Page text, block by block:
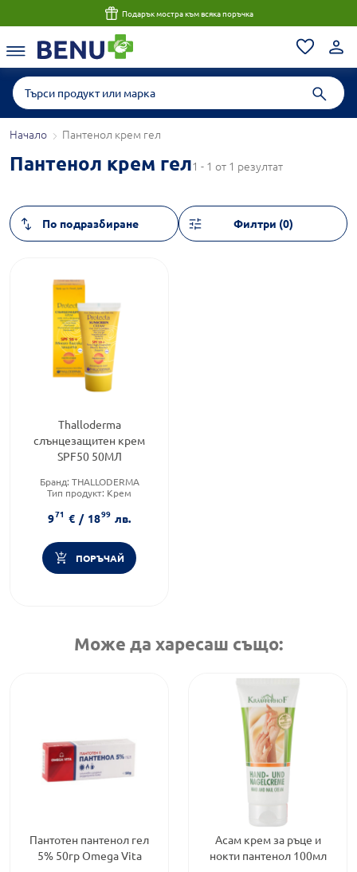
Подарък мостра към всяка поръчка
Начало Пантенол крем гел
Пантенол крем гел1 - 1 от 1 резултат
Филтри (0)
Thalloderma
слънцезащитен крем
SPF50 50МЛ
Бранд: THALLODERMA
Тип продукт: Крем
971 € / 1899 лв.
ПОРЪЧАЙ
Може да харесаш също:
Пантотен пантенол гел
5% 50гр Omega Vita
Асам крем за ръце и
нокти пантенол 100мл